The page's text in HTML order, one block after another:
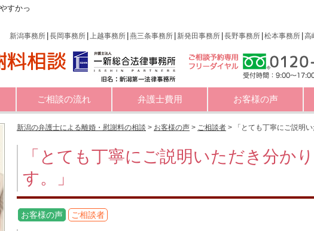
すかっ
新潟事務所 長岡事務所 上越事務所 燕三条事務所 新発田事務所 長野事務所 松本事務所 高
ご相談の流れ 弁護士費用 お客様の声
新潟の弁護士による離婚・慰謝料の相談 > お客様の声 > ご相談者 > 「とても丁寧にご説明
「とても丁寧にご説明いただき分か
す。」
お客様の声 ご相談者